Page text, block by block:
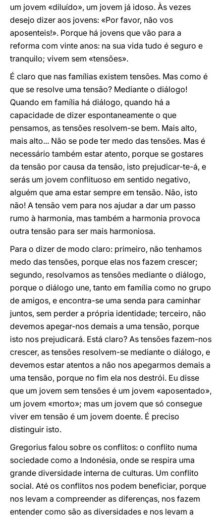
um jovem «diluído», um jovem já idoso. Às vezes
desejo dizer aos jovens: «Por favor, não vos
aposenteis!». Porque há jovens que vão para a
reforma com vinte anos: na sua vida tudo é seguro e
tranquilo; vivem sem «tensões».
É claro que nas famílias existem tensões. Mas como é
que se resolve uma tensão? Mediante o diálogo!
Quando em família há diálogo, quando há a
capacidade de dizer espontaneamente o que
pensamos, as tensões resolvem-se bem. Mais alto,
mais alto... Não se pode ter medo das tensões. Mas é
necessário também estar atento, porque se gostares
da tensão por causa da tensão, isto prejudicar-te-á, e
serás um jovem conflituoso em sentido negativo,
alguém que ama estar sempre em tensão. Não, isto
não! A tensão vem para nos ajudar a dar um passo
rumo à harmonia, mas também a harmonia provoca
outra tensão para ser mais harmoniosa.
Para o dizer de modo claro: primeiro, não tenhamos
medo das tensões, porque elas nos fazem crescer;
segundo, resolvamos as tensões mediante o diálogo,
porque o diálogo une, tanto em família como no grupo
de amigos, e encontra-se uma senda para caminhar
juntos, sem perder a própria identidade; terceiro, não
devemos apegar-nos demais a uma tensão, porque
isto nos prejudicará. Está claro? As tensões fazem-nos
crescer, as tensões resolvem-se mediante o diálogo, e
devemos estar atentos a não nos apegarmos demais a
uma tensão, porque no fim ela nos destrói. Eu disse
que um jovem sem tensões é um jovem «aposentado»,
um jovem «morto»; mas um jovem que só consegue
viver em tensão é um jovem doente. É preciso
distinguir isto.
Gregorius falou sobre os conflitos: o conflito numa
sociedade como a Indonésia, onde se respira uma
grande diversidade interna de culturas. Um conflito
social. Até os conflitos nos podem beneficiar, porque
nos levam a compreender as diferenças, nos fazem
entender como são as diversidades e nos levam a